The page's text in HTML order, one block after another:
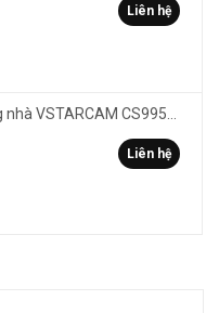
Liên hệ
Liên hệ